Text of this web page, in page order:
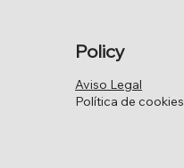
Aviso Legal
Política de cookies
Policy